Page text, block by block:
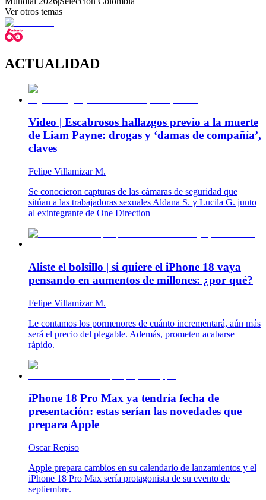
Ver otros temas
ACTUALIDAD
Video | Escabrosos hallazgos previo a la muerte
de Liam Payne: drogas y ‘damas de compañía’,
claves
Felipe Villamizar M.
Se conocieron capturas de las cámaras de seguridad que
sitúan a las trabajadoras sexuales Aldana S. y Lucila G. junto
al exintegrante de One Direction
Aliste el bolsillo | si quiere el iPhone 18 vaya
pensando en aumentos de millones: ¿por qué?
Felipe Villamizar M.
Le contamos los pormenores de cuánto incrementará, aún más
será el precio del plegable. Además, prometen acabarse
rápido.
iPhone 18 Pro Max ya tendría fecha de
presentación: estas serían las novedades que
prepara Apple
Oscar Repiso
Apple prepara cambios en su calendario de lanzamientos y el
iPhone 18 Pro Max sería protagonista de su evento de
septiembre.